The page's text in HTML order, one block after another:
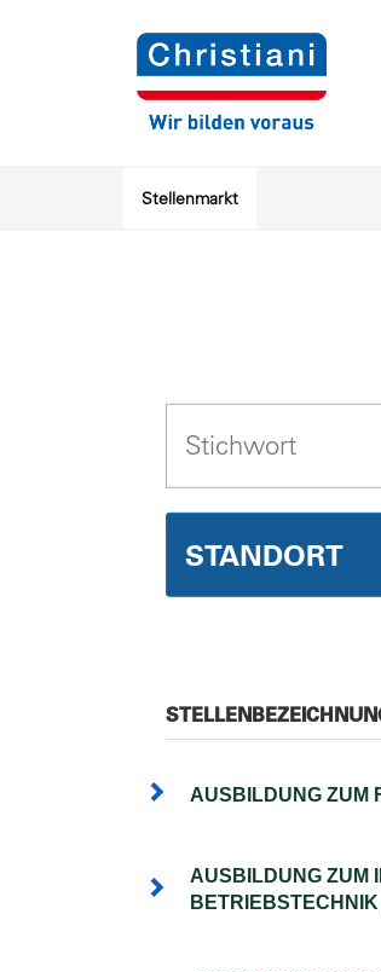
Stellenmarkt
STANDORT
AUSBILDUNG ZUM
AUSBILDUNG ZUM
BETRIEBSTECHNIK